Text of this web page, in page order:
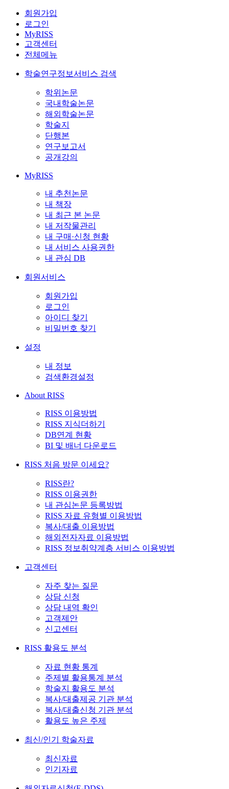
회원가입
로그인
MyRISS
고객센터
전체메뉴
학술연구정보서비스 검색
학위논문
국내학술논문
해외학술논문
학술지
단행본
연구보고서
공개강의
MyRISS
내 추천논문
내 책장
내 최근 본 논문
내 저작물관리
내 구매·신청 현황
내 서비스 사용권한
내 관심 DB
회원서비스
회원가입
로그인
아이디 찾기
비밀번호 찾기
설정
내 정보
검색환경설정
About RISS
RISS 이용방법
RISS 지식더하기
DB연계 현황
BI 및 배너 다운로드
RISS 처음 방문 이세요?
RISS란?
RISS 이용권한
내 관심논문 등록방법
RISS 자료 유형별 이용방법
복사/대출 이용방법
해외전자자료 이용방법
RISS 정보취약계층 서비스 이용방법
고객센터
자주 찾는 질문
상담 신청
상담 내역 확인
고객제안
신고센터
RISS 활용도 분석
자료 현황 통계
주제별 활용통계 분석
학술지 활용도 분석
복사/대출제공 기관 분석
복사/대출신청 기관 분석
활용도 높은 주제
최신/인기 학술자료
최신자료
인기자료